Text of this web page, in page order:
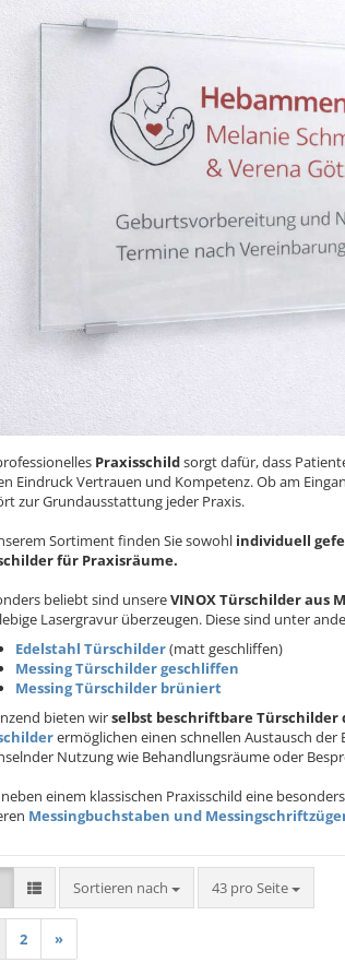
Praxisschildsorgt dafür, dass
Eindruck Vertrauen und Kompetenz. Ob am
zur Grundausstattung jeder Praxis.
Sortiment finden Sie sowohl individuell
für Praxisräume.
beliebt sind unsereVINOX Türschilder aus
Lasergravur überzeugen. Diese sind unter
Edelstahl Türschilder(matt geschliffen)
Messing Türschilder geschliffen
Messing Türschilder brüniert
bieten wirselbst beschriftbare Türschilder
ermöglichen einen schnellen Austausch der
Nutzung wie Behandlungsräume oder
einem klassischen Praxisschild eine
Messingbuchstaben und
Sortieren nach
Sortieren nach 43 pro Seite
pro Seite
2 »